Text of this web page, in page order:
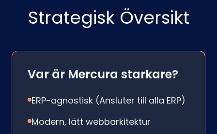
Strategisk Översikt
Var är Mercura starkare?
ERP-agnostisk (Ansluter till alla ERP)
Modern, lätt webbarkitektur